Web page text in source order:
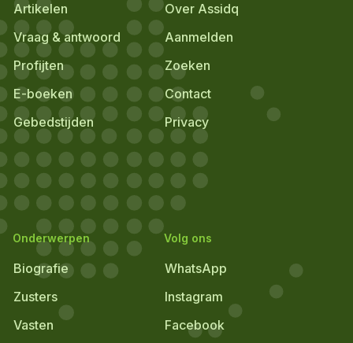
Artikelen
Vraag & antwoord
Profijten
E-boeken
Gebedstijden
Over Assidq
Aanmelden
Zoeken
Contact
Privacy
Onderwerpen
Biografie
Zusters
Vasten
Volg ons
WhatsApp
Instagram
Facebook